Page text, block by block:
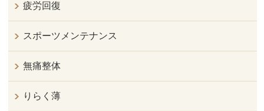
疲労回復
スポーツメンテナンス
無痛整体
りらく薄